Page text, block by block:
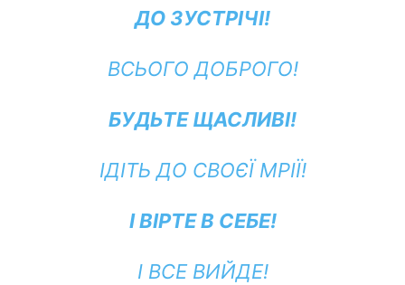
ДО ЗУСТРІЧІ!
ВСЬОГО ДОБРОГО!
БУДЬТЕ ЩАСЛИВІ!
ІДІТЬ ДО СВОЄЇ МРІЇ!
І ВІРТЕ В СЕБЕ!
І ВСЕ ВИЙДЕ!